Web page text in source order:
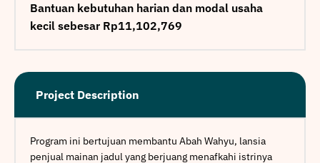
Bantuan kebutuhan harian dan modal usaha
kecil sebesar Rp11,102,769
Project Description
Program ini bertujuan membantu Abah Wahyu, lansia
penjual mainan jadul yang berjuang menafkahi istrinya